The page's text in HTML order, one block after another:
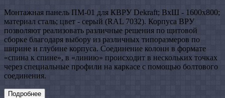
Монтажная панель ПМ-01 для КВРУ Dekraft; ВхШ - 1600x800;
материал сталь; цвет - серый (RAL 7032). Корпуса ВРУ
позволяют реализовать различные решения по щитовой
сборке благодаря выбору из различных типоразмеров по
ширине и глубине корпуса. Соединение колонн в формате
«спина к спине», в «линию» происходит в нескольких точках
через специальные профили на каркасе с помощью болтового
соединения.
Подробнее